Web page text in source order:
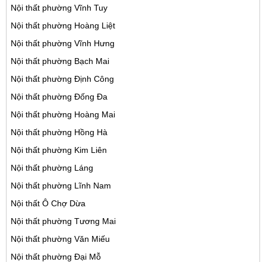
Nội thất phường Vĩnh Tuy
Nội thất phường Hoàng Liệt
Nội thất phường Vĩnh Hưng
Nội thất phường Bạch Mai
Nội thất phường Định Công
Nội thất phường Đống Đa
Nội thất phường Hoàng Mai
Nội thất phường Hồng Hà
Nội thất phường Kim Liên
Nội thất phường Láng
Nội thất phường Lĩnh Nam
Nội thất Ô Chợ Dừa
Nội thất phường Tương Mai
Nội thất phường Văn Miếu
Nội thất phường Đại Mỗ